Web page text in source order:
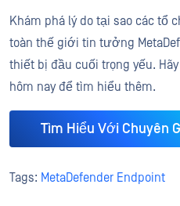
Khám phá lý do tại sao các tổ
toàn thế giới tin tưởng
thiết bị đầu cuối trọng yếu.
hôm nay để tìm hiểu thêm.
Tìm Hiểu Với Chuyên
Tags: MetaDefender Endpoint